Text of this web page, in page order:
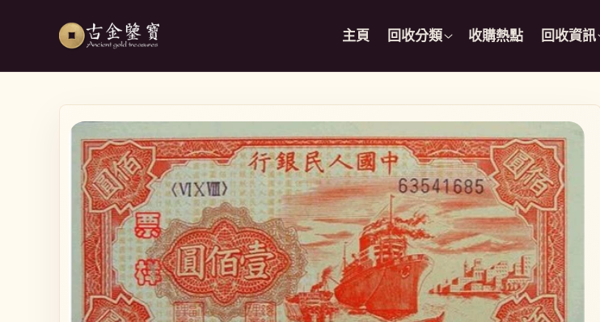
跳至內容
主頁 回收分類 收購熱點 回收資訊
略過產品
資訊